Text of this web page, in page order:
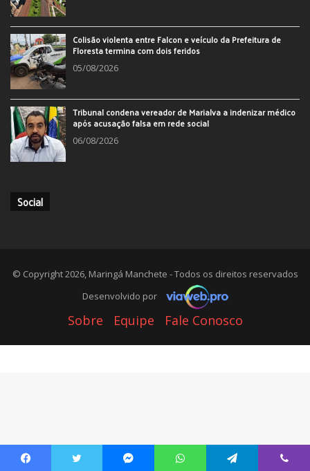
Colisão violenta entre Falcon e veículo da Prefeitura de
Floresta termina com dois feridos
05/08/2026
Tribunal condena vereador de Marialva a indenizar médico
após acusação falsa em rede social
06/08/2026
Social
© Copyright 2026, Maringá Manchete - Todos os direitos reservados
Desenvolvido por
Sobre Equipe Fale Conosco